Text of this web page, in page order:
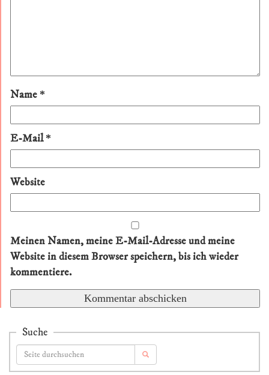
Name *
E-Mail *
Website
Meinen Namen, meine E-Mail-Adresse und meine
Website in diesem Browser speichern, bis ich wieder
kommentiere.
Suche